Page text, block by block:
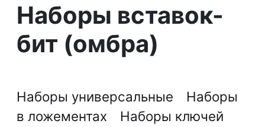
Наборы вставок-
бит (омбра)
Наборы универсальные
Наборы
в ложементах
Наборы ключей